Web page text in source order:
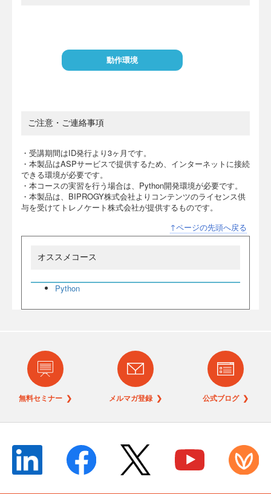
動作環境
ご注意・ご連絡事項
・受講期間はID発行より3ヶ月です。
・本製品はASPサービスで提供するため、インターネットに接続
できる環境が必要です。
・本コースの実習を行う場合は、Python開発環境が必要です。
・本製品は、BIPROGY株式会社よりコンテンツのライセンス供
与を受けてトレノケート株式会社が提供するものです。
↑ページの先頭へ戻る
オススメコース
Python
無料セミナー ❯ メルマガ登録 ❯ 公式ブログ ❯